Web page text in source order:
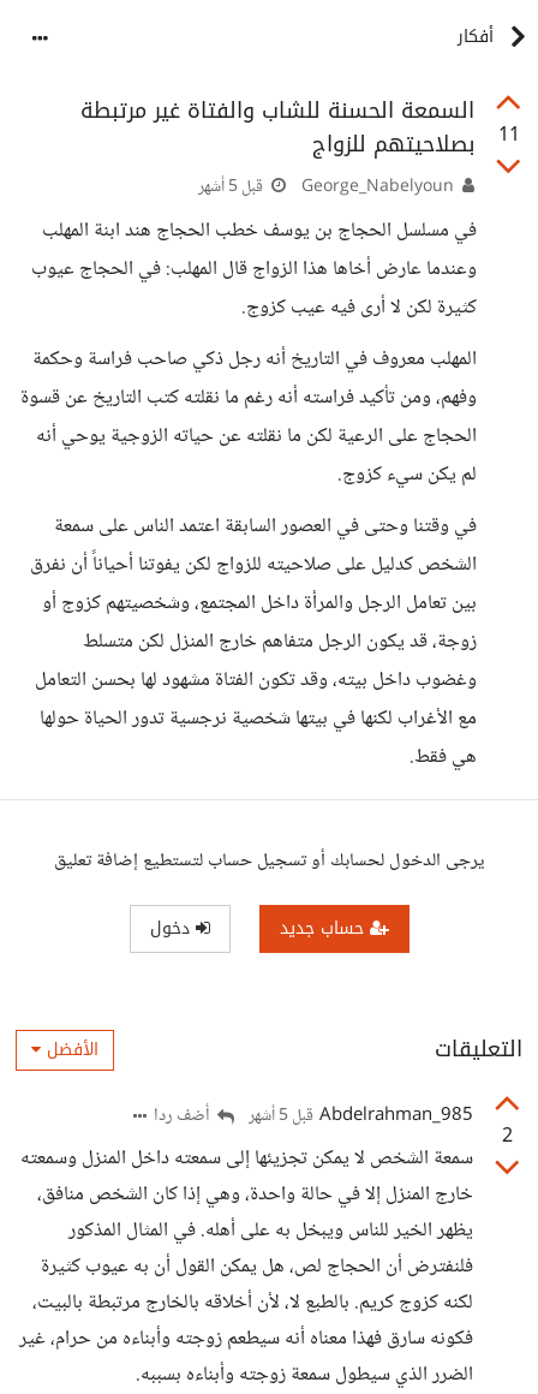
أفكار
11
السمعة الحسنة للشاب والفتاة غير مرتبطة
بصلاحيتهم للزواج
قبل 5 أشهر
في مسلسل الحجاج بن يوسف خطب الحجاج هند ابنة المهلب
وعندما عارض أخاها هذا الزواج قال المهلب: في الحجاج عيوب
كثيرة لكن لا أرى فيه عيب كزوج.
المهلب معروف في التاريخ أنه رجل ذكي صاحب فراسة وحكمة
وفهم، ومن تأكيد فراسته أنه رغم ما نقلته كتب التاريخ عن قسوة
الحجاج على الرعية لكن ما نقلته عن حياته الزوجية يوحي أنه
لم يكن سيء كزوج.
في وقتنا وحتى في العصور السابقة اعتمد الناس على سمعة
الشخص كدليل على صلاحيته للزواج لكن يفوتنا أحياناً أن نفرق
بين تعامل الرجل والمرأة داخل المجتمع، وشخصيتهم كزوج أو
زوجة، قد يكون الرجل متفاهم خارج المنزل لكن متسلط
وغضوب داخل بيته، وقد تكون الفتاة مشهود لها بحسن التعامل
مع الأغراب لكنها في بيتها شخصية نرجسية تدور الحياة حولها
هي فقط.
يرجى الدخول لحسابك أو تسجيل حساب لتستطيع إضافة تعليق
حساب جديد دخول
التعليقات الأفضل
2
Abdelrahman_985 قبل 5 أشهر أضف ردا
سمعة الشخص لا يمكن تجزيئها إلى سمعته داخل المنزل وسمعته
خارج المنزل إلا في حالة واحدة، وهي إذا كان الشخص منافق،
يظهر الخير للناس ويبخل به على أهله. في المثال المذكور
فلنفترض أن الحجاج لص، هل يمكن القول أن به عيوب كثيرة
لكنه كزوج كريم. بالطبع لا، لأن أخلاقه بالخارج مرتبطة بالبيت،
فكونه سارق فهذا معناه أنه سيطعم زوجته وأبناءه من حرام، غير
الضرر الذي سيطول سمعة زوجته وأبناءه بسببه.